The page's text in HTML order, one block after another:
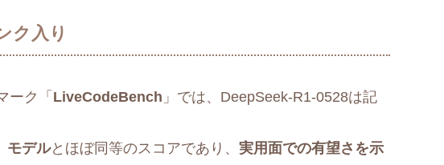
ク入り
ーク「 LiveCodeBench 」では、DeepSeek-R1-0528は記
モデルとほぼ同等のスコアであり、 実用面での有望さを示